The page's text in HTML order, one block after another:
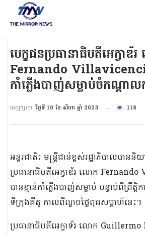
បេក្ខជនប្រធានាធិបតីអេក្វាឌ័
Fernando Villavicencio
កាំភ្លើងបាញ់សម្លាប់ចំកណ្តា
ចេញផ្សាយ ថ្ងៃទី 10 ខែ សីហា ឆ្នាំ 2023 118
អន្តរជាតិ៖ មន្រ្តីជាន់ខ្ពស់រដ្ឋាភិបាលបាននិ
ប្រធានាធិបតីអេក្វាឌ័រ លោក
បានខ្មាន់កាំភ្លើងបាញ់សម្លាប់ បន្ទាប់ពីព្រឹ
ទីក្រុងគីតូ កាលពីល្ងាចថ្ងៃពុធសប្តាហ៍នេះ។
ប្រធានាធិបតីអេក្វាទ័រ លោក Guillermo